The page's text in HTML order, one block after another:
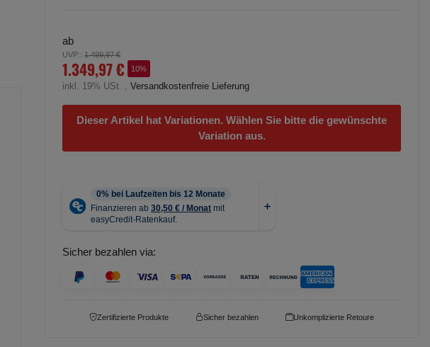
ab
UVP:: 1.499,97 €
1.349,97 € 10%
inkl. 19% USt. , Versandkostenfreie Lieferung
Dieser Artikel hat Variationen. Wählen Sie bitte die gewünschte
Variation aus.
Sicher bezahlen via:
Zertifizierte Produkte Sicher bezahlen Unkomplizierte Retoure